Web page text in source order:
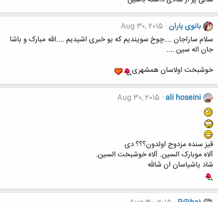
بانوی باران Aug 30, 2015
سلام ساراجان ....چوخ سویندیم که بو خبری اشیدیم ....الله مبارک و باشا
جان اله سین ....
خوشبخت اولاسان همشهری
ali hoseini
Aug 30, 2015
قیز سنده مزدوج اولدون؟؟؟ دی
آلاه موبارک السین. آلاه خوشبخت السین.
شاد یاشیاسان ان شالله